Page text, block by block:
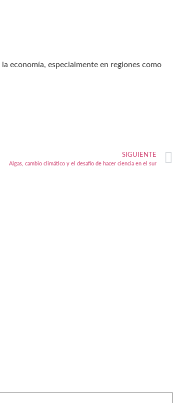
economía, especialmente en regiones como
SIGUIENTE
Algas, cambio climático y el desafío de hacer ciencia en el sur